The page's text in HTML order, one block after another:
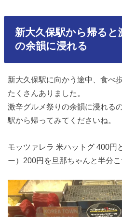
新大久保駅から帰ると
の余韻に浸れる
新大久保駅に向かう途中、食べ
たくさんありました。
激辛グルメ祭りの余韻に浸れる
駅から帰ってみてくださいね。
モッツァレラ 米ハットグ 400円
ー）200円を旦那ちゃんと半分こ